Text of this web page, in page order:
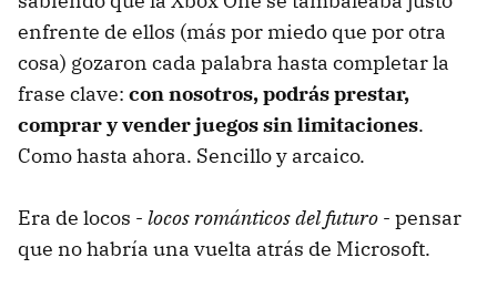
enfrente de ellos (más por miedo que por otra
cosa) gozaron cada palabra hasta completar la
frase clave: con nosotros, podrás prestar,
comprar y vender juegos sin limitaciones.
Como hasta ahora. Sencillo y arcaico.
Era de locos - locos románticos del futuro - pensar
que no habría una vuelta atrás de Microsoft.